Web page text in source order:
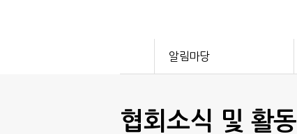
알림마당
협회소식 및 활동